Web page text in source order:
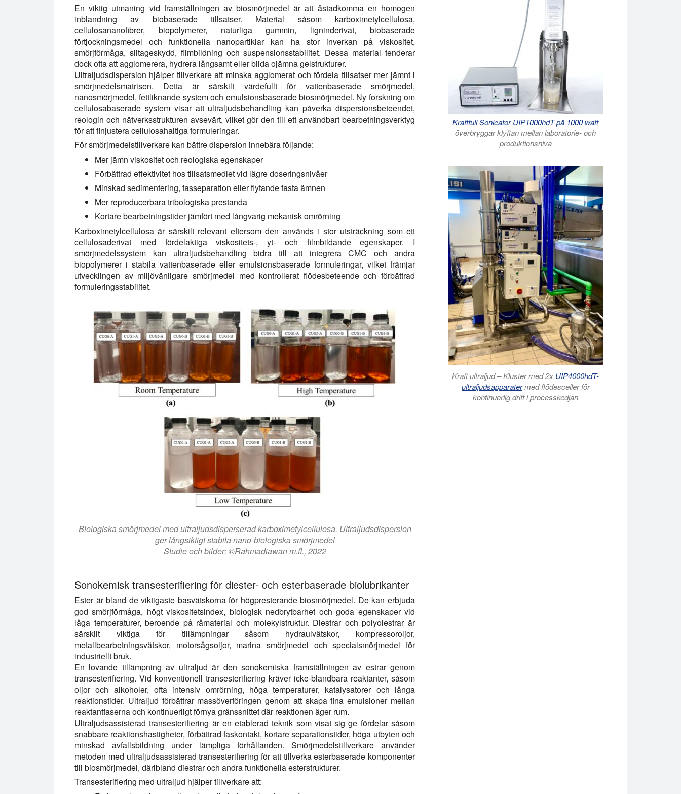
En viktig utmaning vid framställningen av biosmörjmedel är att åstadkomma en homogen
inblandning av biobaserade tillsatser. Material såsom karboximetylcellulosa,
cellulosananofibrer, biopolymerer, naturliga gummin, ligninderivat, biobaserade
förtjockningsmedel och funktionella nanopartiklar kan ha stor inverkan på viskositet,
smörjförmåga, slitageskydd, filmbildning och suspensionsstabilitet. Dessa material tenderar
dock ofta att agglomerera, hydrera långsamt eller bilda ojämna gelstrukturer.
Ultraljudsdispersion hjälper tillverkare att minska agglomerat och fördela tillsatser mer jämnt i
smörjmedelsmatrisen. Detta är särskilt värdefullt för vattenbaserade smörjmedel,
nanosmörjmedel, fettliknande system och emulsionsbaserade biosmörjmedel. Ny forskning om
cellulosabaserade system visar att ultraljudsbehandling kan påverka dispersionsbeteendet,
reologin och nätverksstrukturen avsevärt, vilket gör den till ett användbart bearbetningsverktyg
för att finjustera cellulosahaltiga formuleringar.
För smörjmedelstillverkare kan bättre dispersion innebära följande:
Mer jämn viskositet och reologiska egenskaper
Förbättrad effektivitet hos tillsatsmedlet vid lägre doseringsnivåer
Minskad sedimentering, fasseparation eller flytande fasta ämnen
Mer reproducerbara tribologiska prestanda
Kortare bearbetningstider jämfört med långvarig mekanisk omrörning
Karboximetylcellulosa är särskilt relevant eftersom den används i stor utsträckning som ett
cellulosaderivat med fördelaktiga viskositets-, yt- och filmbildande egenskaper. I
smörjmedelssystem kan ultraljudsbehandling bidra till att integrera CMC och andra
biopolymerer i stabila vattenbaserade eller emulsionsbaserade formuleringar, vilket främjar
utvecklingen av miljövänligare smörjmedel med kontrollerat flödesbeteende och förbättrad
formuleringsstabilitet.
Biologiska smörjmedel med ultraljudsdisperserad karboximetylcellulosa. Ultraljudsdispersion
ger långsiktigt stabila nano-biologiska smörjmedel
Studie och bilder: ©Rahmadiawan m.fl., 2022
Sonokemisk transesterifiering för diester- och esterbaserade biolubrikanter
Ester är bland de viktigaste basvätskorna för högpresterande biosmörjmedel. De kan erbjuda
god smörjförmåga, högt viskositetsindex, biologisk nedbrytbarhet och goda egenskaper vid
låga temperaturer, beroende på råmaterial och molekylstruktur. Diestrar och polyolestrar är
särskilt viktiga för tillämpningar såsom hydraulvätskor, kompressoroljor,
metallbearbetningsvätskor, motorsågsoljor, marina smörjmedel och specialsmörjmedel för
industriellt bruk.
En lovande tillämpning av ultraljud är den sonokemiska framställningen av estrar genom
transesterifiering. Vid konventionell transesterifiering kräver icke-blandbara reaktanter, såsom
oljor och alkoholer, ofta intensiv omrörning, höga temperaturer, katalysatorer och långa
reaktionstider. Ultraljud förbättrar massöverföringen genom att skapa fina emulsioner mellan
reaktantfaserna och kontinuerligt förnya gränssnittet där reaktionen äger rum.
Ultraljudsassisterad transesterifiering är en etablerad teknik som visat sig ge fördelar såsom
snabbare reaktionshastigheter, förbättrad faskontakt, kortare separationstider, höga utbyten och
minskad avfallsbildning under lämpliga förhållanden. Smörjmedelstillverkare använder
metoden med ultraljudsassisterad transesterifiering för att tillverka esterbaserade komponenter
till biosmörjmedel, däribland diestrar och andra funktionella esterstrukturer.
Transesterifiering med ultraljud hjälper tillverkare att:
Kraftfull Sonicator UIP1000hdT på 1000 watt
överbryggar klyftan mellan laboratorie- och
produktionsnivå
Kraft ultraljud – Kluster med 2x UIP4000hdT-
ultraljudsapparatermed flödesceller för
kontinuerlig drift i processkedjan